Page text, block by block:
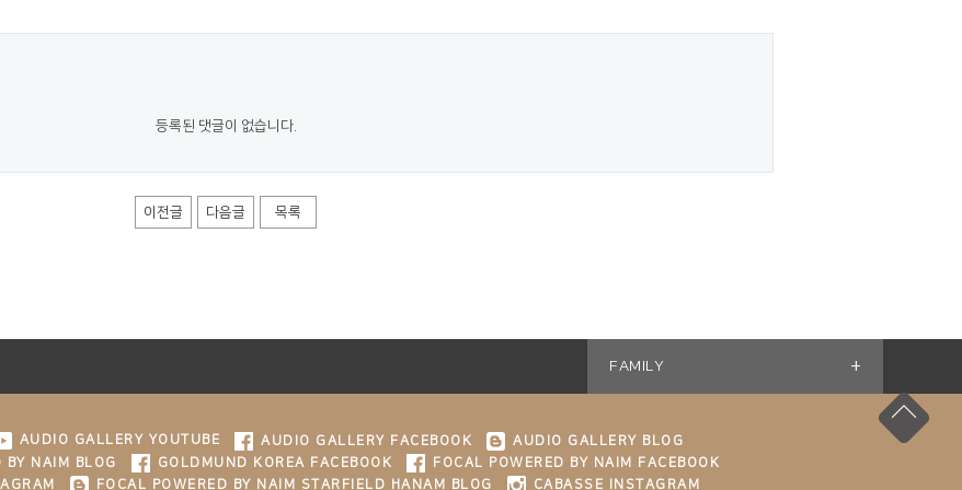
등록된 댓글이 없습니다.
이전글 다음글 목록
FAMILY +
AUDIO GALLERY YOUTUBE AUDIO GALLERY FACEBOOK
AUDIO GALLERY BLOG
BY NAIM BLOG
GOLDMUND KOREA FACEBOOK
FOCAL POWERED BY NAIM FACEBOOK
FOCAL POWERED BY NAIM STARFIELD HANAM BLOG CABASSE INSTAGRAM